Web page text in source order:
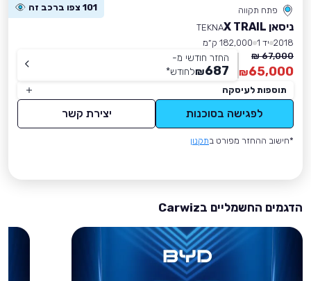
פתח תקווה 101 צפו ברכב זה
ניסאן X TRAIL
TEKNA
2018 יד 1
182,000 ק״מ
67,000 ₪
65,000
₪
החזר חודשי מ-
687
₪לחודש*
תוספות לעיסקה
לפגישה בסוכנות יצירת קשר
*חישוב ההחזר מפורט בתקנון
הדגמים החשמליים בCarwiz